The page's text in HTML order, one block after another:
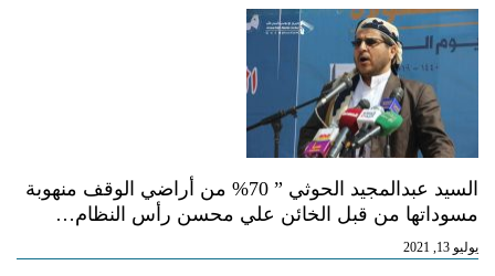
السيد عبدالمجيد الحوثي ” 70% من أراضي الوقف منهوبة
مسوداتها من قبل الخائن علي محسن رأس النظام…
يوليو 13, 2021